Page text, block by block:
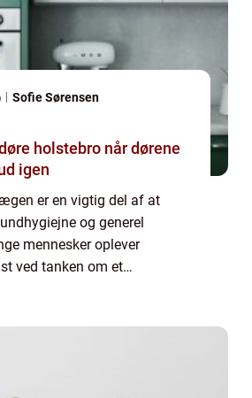
Sofie Sørensen
når dørene
igen
er en vigtig del af at
og generel
mennesker oplever
ved tanken om et